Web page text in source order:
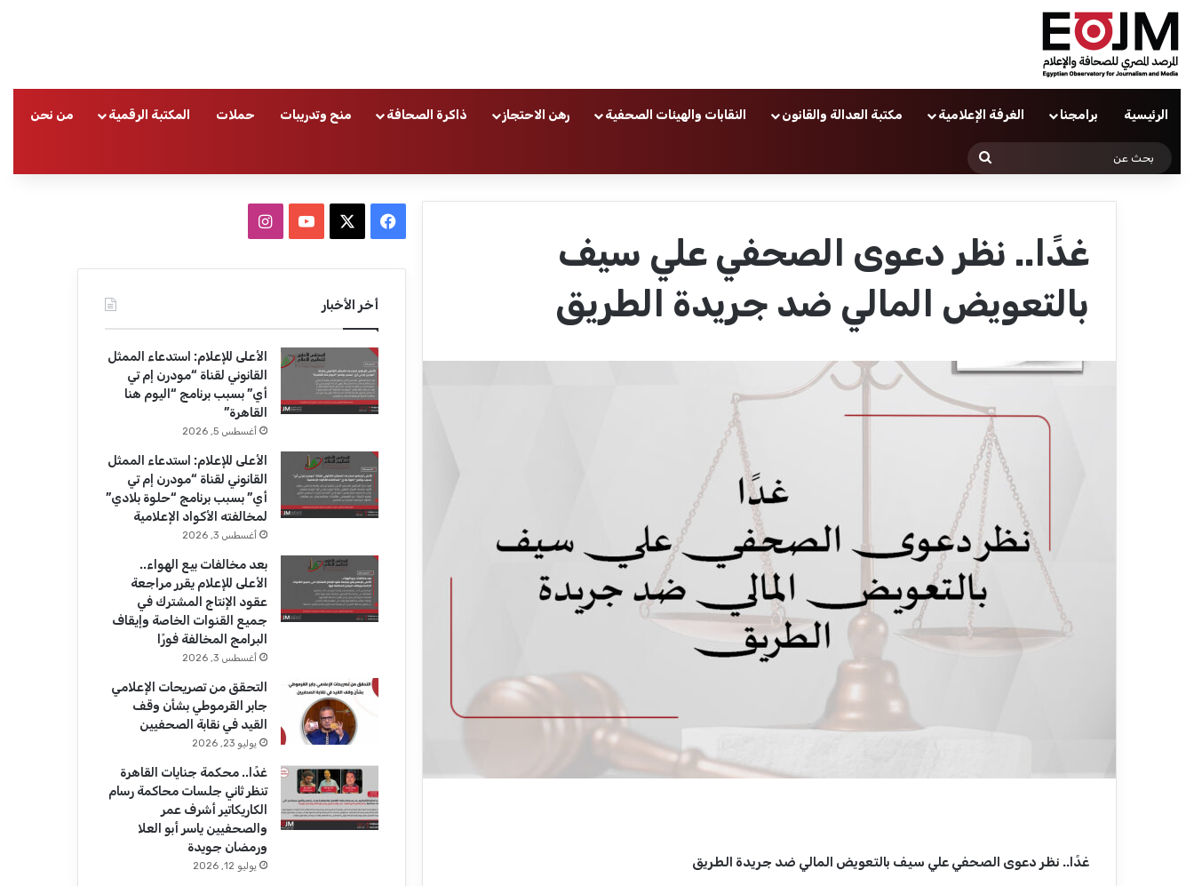
الرئيسية برامجنا الغرفة الإعلامية مكتبة العدالة والقانون النقابات والهيئات الصحفية رهن الاحتجاز ذاكرة الصحافة منح وتدريبات حملات المكتبة الرقمية من نحن
غدًا.. نظر دعوى الصحفي علي سيف
بالتعويض المالي ضد جريدة الطريق
غدًا.. نظر دعوى الصحفي علي سيف بالتعويض المالي ضد جريدة الطريق
ب
و
ك
u
T
u
e
ا
ت
ق
ر
ا
م
أخر الأخبار
الأعلى للإعلام: استدعاء الممثل
القانوني لقناة “مودرن إم تي
أي” بسبب برنامج “اليوم هنا
القاهرة”
أغسطس 5, 2026
الأعلى للإعلام: استدعاء الممثل
القانوني لقناة “مودرن إم تي
أي” بسبب برنامج “حلوة بلادي”
لمخالفته الأكواد الإعلامية
أغسطس 3, 2026
بعد مخالفات بيع الهواء..
الأعلى للإعلام يقرر مراجعة
عقود الإنتاج المشترك في
جميع القنوات الخاصة وإيقاف
البرامج المخالفة فورًا
أغسطس 3, 2026
التحقق من تصريحات الإعلامي
جابر القرموطي بشأن وقف
القيد في نقابة الصحفيين
يوليو 23, 2026
غدًا.. محكمة جنايات القاهرة
تنظر ثاني جلسات محاكمة رسام
الكاريكاتير أشرف عمر
والصحفيين ياسر أبو العلا
ورمضان جويدة
يوليو 12, 2026